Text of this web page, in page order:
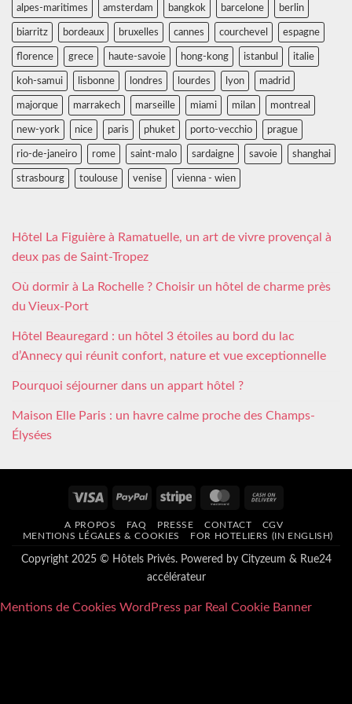
alpes-maritimes amsterdam bangkok barcelone berlin
biarritz bordeaux bruxelles cannes courchevel espagne
florence grece haute-savoie hong-kong istanbul italie
koh-samui lisbonne londres lourdes lyon madrid
majorque marrakech marseille miami milan montreal
new-york nice paris phuket porto-vecchio prague
rio-de-janeiro rome saint-malo sardaigne savoie shanghai
strasbourg toulouse venise vienna - wien
Hôtel La Figuière à Ramatuelle, un art de vivre provençal à
deux pas de Saint-Tropez
Où dormir à La Rochelle ? Choisir un hôtel de charme près
du Vieux-Port
Hôtel Beauregard : un hôtel 3 étoiles au bord du lac
d’Annecy qui réunit confort, nature et vue exceptionnelle
Pourquoi séjourner dans un appart hôtel ?
Maison Elle Paris : un havre calme proche des Champs-
Élysées
Visa PayPal Stripe MasterCard
Delivery
A PROPOS FAQ PRESSE CONTACT
CGV
MENTIONS LÉGALES & COOKIES
FOR HOTELIERS (IN ENGLISH)
Copyright 2025 © Hôtels Privés. Powered by Cityzeum & Rue24
accélérateur
Mentions de Cookies WordPress par Real Cookie Banner